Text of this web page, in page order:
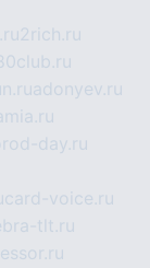
2rich.ru
adonyev.ru
day.ru
card-voice.ru
tlt.ru